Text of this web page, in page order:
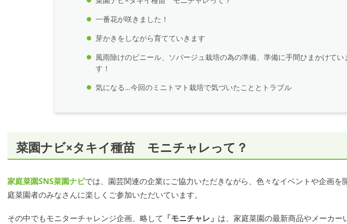
一番花が咲きました！
芽かきをしながら育てていきます
風雨除けのビニール、ソバージュ栽培の為の準備、準備に手間ひまかけてい
す！
気になる…今回のミニトマト栽培で気づいたこととトラブル
菜園ナビ×タキイ種苗 モニチャレって？
家庭菜園SNS菜園ナビでは、園芸関連の企業にご協力いただきながら、色々なイベントや企画を
庭菜園者のみなさんに楽しくご参加いただいています。
その中でもモニターチャレンジ企画、略して 「モニチャレ」 は、家庭菜園の最新商品やメーカー